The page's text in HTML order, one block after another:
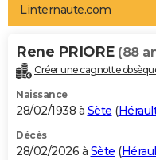
Art de vivre
Bien-être
Loisirs
Mode
Modes de vie
Alimentation
Guide de la santé
Maladies
Médicaments
Sommeil
VOYAGE
Destinations
City break
Voyage nature
Voyage de noces
Forum
Climat
+PHOTO
GUIDES D'ACHAT
BONS PLANS
Linternaute.com
Rene PRIORE (88
Créer une cagnotte
Naissance
28/02/1938 à Sète (
Décès
28/02/2026 à Sète (